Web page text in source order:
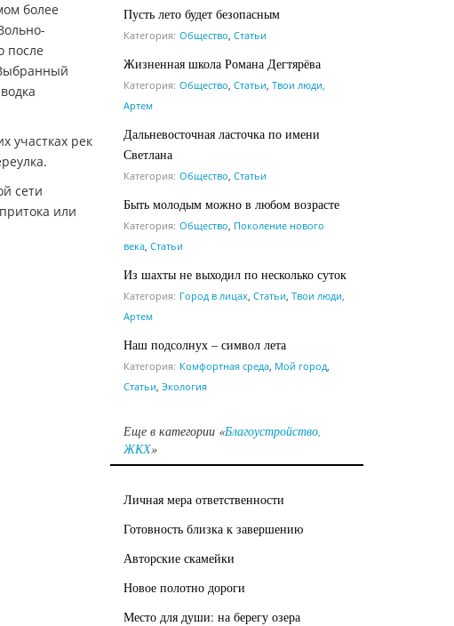
более
после
участках рек
сети
или
Пусть лето будет безопасным
Категория: Общество Статьи
Жизненная школа Романа Дегтярёва
Категория: Общество Статьи Твои люди,
Артем
Дальневосточная ласточка по имени
Светлана
Категория: Общество Статьи
Быть молодым можно в любом возрасте
Категория: Общество Поколение нового
века Статьи
Из шахты не выходил по несколько суток
Категория: Город в лицах Статьи Твои люди,
Артем
Наш подсолнух – символ лета
Категория: Комфортная среда Мой город
Статьи Экология
Еще в категории «Благоустройство,
ЖКХ»
Личная мера ответственности
Готовность близка к завершению
Авторские скамейки
Новое полотно дороги
Место для души: на берегу озера